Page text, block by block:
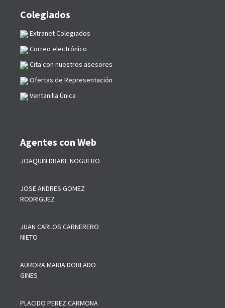
Colegiados
Extranet Colegiados
Correo electrónico
Cita con nuestros asesores
Ofertas de Representación
Ventanilla Única
Agentes con Web
JOAQUIN DRAKE NOGUERO
JOSE ANDRES GOMEZ
RODRIGUEZ
JUAN CARLOS CARNERERO
NIETO
AURORA MARIA DOBLADO
GINES
PLACIDO PEREZ CARMONA